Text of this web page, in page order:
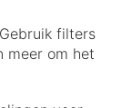
filters
meer om het